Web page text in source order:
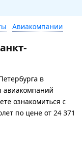
Авиакомпании
в
ознакомиться с
по цене от 24 371